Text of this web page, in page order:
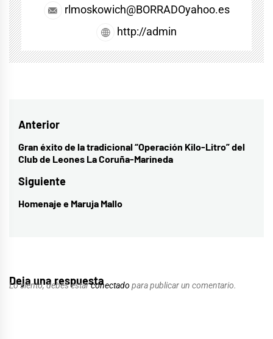
rlmoskowich@BORRADOyahoo.es
http://admin
Navegación
de
Anterior
Entrada
anterior:
Gran éxito de la tradicional “Operación Kilo-Litro” del
Club de Leones La Coruña-Marineda
Siguiente
Entrada
Homenaje e Maruja Mallo
Deja una respuesta
Lo siento, debes estarconectado para publicar un comentario.